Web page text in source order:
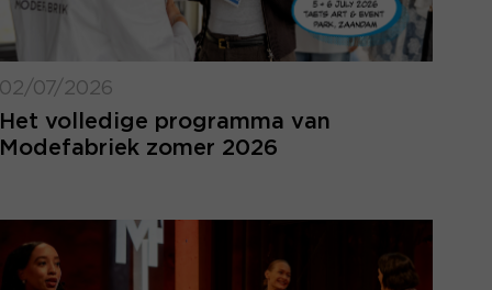
02/07/2026
Het volledige programma van
Modefabriek zomer 2026